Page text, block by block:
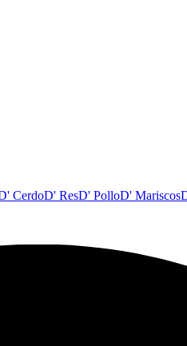
CerdoD' ResD' PolloD' Mariscos